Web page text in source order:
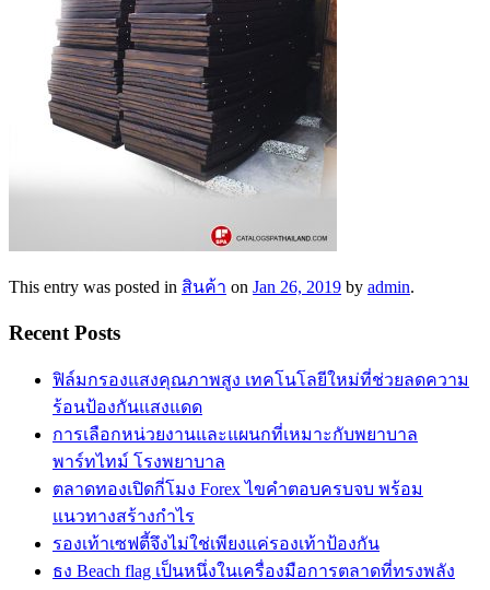
This entry was posted in สินค้า on Jan 26, 2019 by admin.
Recent Posts
ฟิล์มกรองแสงคุณภาพสูง เทคโนโลยีใหม่ที่ช่วยลดความ
ร้อนป้องกันแสงแดด
การเลือกหน่วยงานและแผนกที่เหมาะกับพยาบาล
พาร์ทไทม์ โรงพยาบาล
ตลาดทองเปิดกี่โมง Forex ไขคำตอบครบจบ พร้อม
แนวทางสร้างกำไร
รองเท้าเซฟตี้จึงไม่ใช่เพียงแค่รองเท้าป้องกัน
ธง Beach flag เป็นหนึ่งในเครื่องมือการตลาดที่ทรงพลัง